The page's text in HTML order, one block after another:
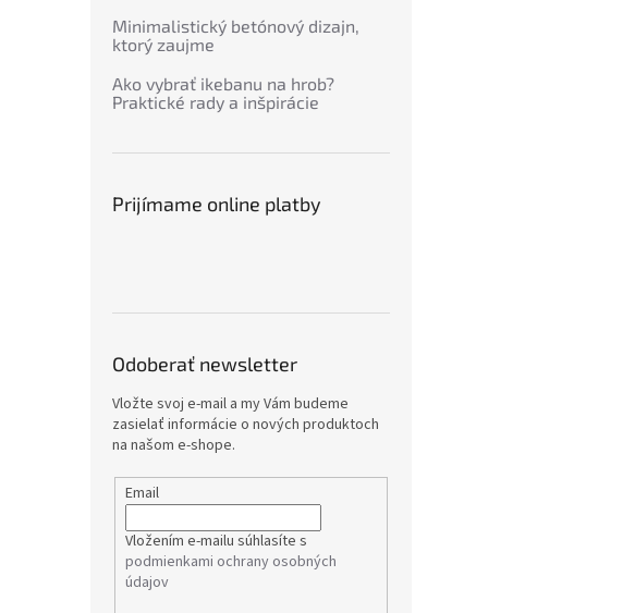
Minimalistický betónový dizajn,
ktorý zaujme
Ako vybrať ikebanu na hrob?
Praktické rady a inšpirácie
Prijímame online platby
Odoberať newsletter
Vložte svoj e-mail a my Vám budeme
zasielať informácie o nových produktoch
na našom e-shope.
Email
Vložením e-mailu súhlasíte s
podmienkami ochrany osobných
údajov